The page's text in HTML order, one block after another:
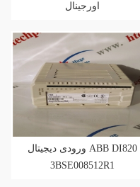
اورجینال
ورودی دیجیتال ABB DI820
3BSE008512R1